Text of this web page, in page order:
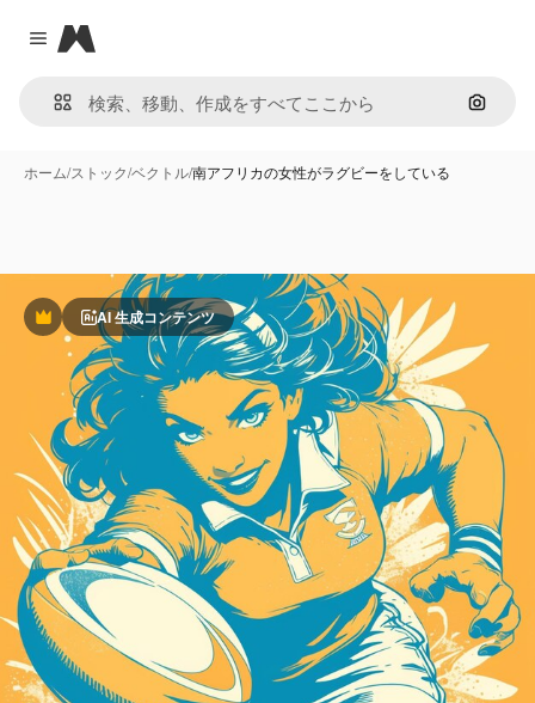
Close menu
Magnific
画像で
ホーム/ストック/ベクトル/南アフリカの女性がラグビーをしている
PremiumAI 生成コンテンツ